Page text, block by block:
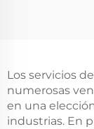
Los servicios
numerosas
en una
industrias. En